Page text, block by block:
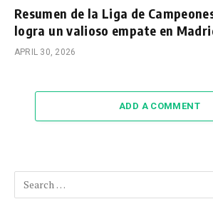
Resumen de la Liga de
logra un valioso empate en
APRIL 30, 2026
ADD A COMMENT